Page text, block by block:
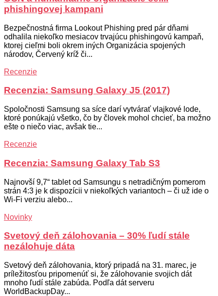
phishingovej kampani
Bezpečnostná firma Lookout Phishing pred pár dňami
odhalila niekoľko mesiacov trvajúcu phishingovú kampaň,
ktorej cieľmi boli okrem iných Organizácia spojených
národov, Červený kríž či...
Recenzie
Recenzia: Samsung Galaxy J5 (2017)
Spoločnosti Samsung sa síce darí vytvárať vlajkové lode,
ktoré ponúkajú všetko, čo by človek mohol chcieť, ba možno
ešte o niečo viac, avšak tie...
Recenzie
Recenzia: Samsung Galaxy Tab S3
Najnovší 9,7“ tablet od Samsungu s netradičným pomerom
strán 4:3 je k dispozícii v niekoľkých variantoch – či už ide o
Wi-Fi verziu alebo...
Novinky
Svetový deň zálohovania – 30% ľudí stále
nezálohuje dáta
Svetový deň zálohovania, ktorý pripadá na 31. marec, je
príležitosťou pripomenúť si, že zálohovanie svojich dát
mnoho ľudí stále zabúda. Podľa dát serveru
WorldBackupDay...